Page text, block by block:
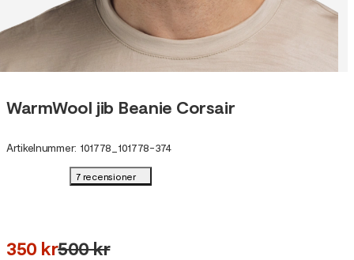
WarmWool jib Beanie Corsair
Artikelnummer: 101778 101778-374
7 recensioner
350 kr500 kr